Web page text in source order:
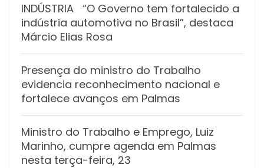
INDÚSTRIA “O Governo tem fortalecido a
indústria automotiva no Brasil”, destaca
Márcio Elias Rosa
Presença do ministro do Trabalho
evidencia reconhecimento nacional e
fortalece avanços em Palmas
Ministro do Trabalho e Emprego, Luiz
Marinho, cumpre agenda em Palmas
nesta terça-feira, 23